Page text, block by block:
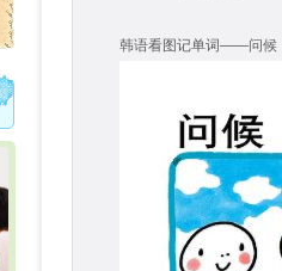
韩语看图记单词——问候